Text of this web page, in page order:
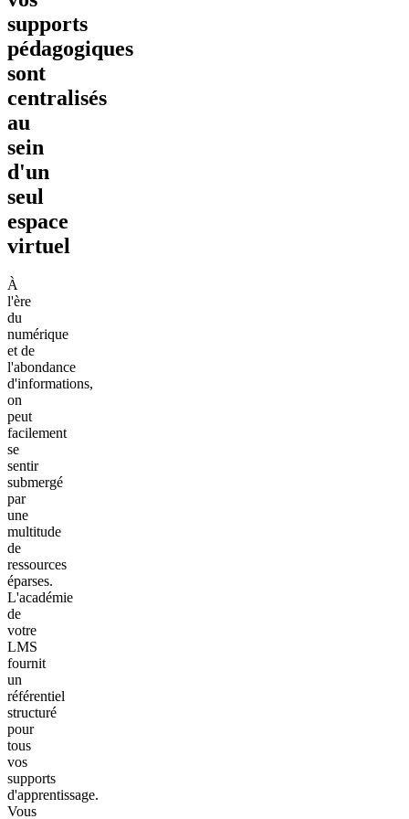
supports
pédagogiques
sont
centralisés
au
sein
d'un
seul
espace
virtuel
À
l'ère
du
numérique
et de
l'abondance
d'informations,
on
peut
facilement
se
sentir
submergé
par
une
multitude
de
ressources
éparses.
L'académie
de
votre
LMS
fournit
un
référentiel
structuré
pour
tous
vos
supports
d'apprentissage.
Vous